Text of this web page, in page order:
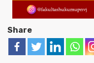
Share